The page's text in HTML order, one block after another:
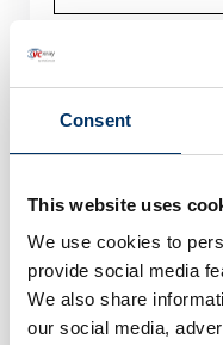
Consent
This website uses
We use cookies to
provide social media
We also share
our social media,
0049